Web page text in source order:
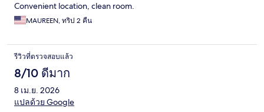
Convenient location, clean room.
MAUREEN, ทริป 2 คืน
รีวิวที่ตรวจสอบแล้ว
8/10 ดีมาก
8 เม.ย. 2026
แปลด้วย Google